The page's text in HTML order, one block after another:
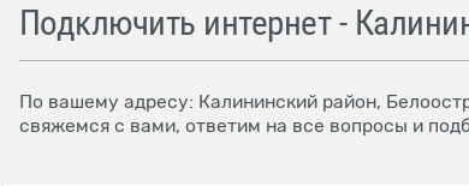
Подключить интернет -
По вашему адресу: Калининский район,
свяжемся с вами, ответим на все вопросы и